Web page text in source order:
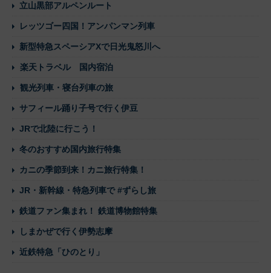
立山黒部アルペンルート
レッツゴー四国！アンパンマン列車
新型特急スペーシアXで日光鬼怒川へ
楽天トラベル 国内宿泊
観光列車・寝台列車の旅
サフィール踊り子号で行く伊豆
JRで北陸に行こう！
冬のおすすめ国内旅行特集
カニの季節到来！カニ旅行特集！
JR・新幹線・特急列車で #ずらし旅
鉄道ファン集まれ！ 鉄道博物館特集
しまかぜで行く伊勢志摩
近鉄特急「ひのとり」